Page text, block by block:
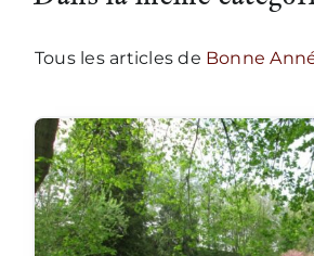
Tous les articles de Bonne